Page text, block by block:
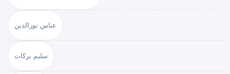
عباس نورالدين
سليم بركات